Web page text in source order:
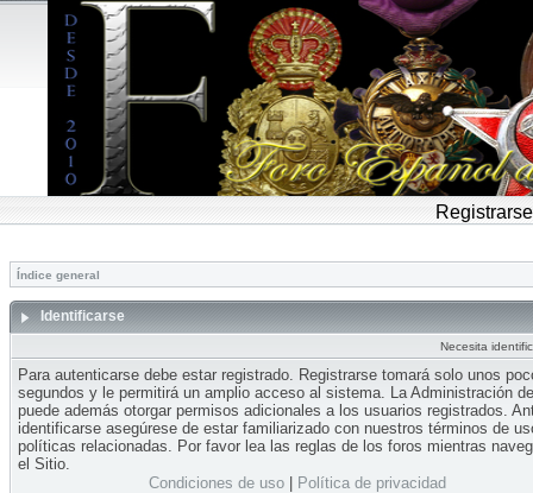
Registrarse
Índice general
Identificarse
Necesita
Para autenticarse debe estar registrado. Registrarse tomará solo unos
segundos y le permitirá un amplio acceso al sistema. La Administración
puede además otorgar permisos adicionales a los usuarios registrados.
identificarse asegúrese de estar familiarizado con nuestros términos de
políticas relacionadas. Por favor lea las reglas de los foros mientras
el Sitio.
Condiciones de uso| Política de privacidad